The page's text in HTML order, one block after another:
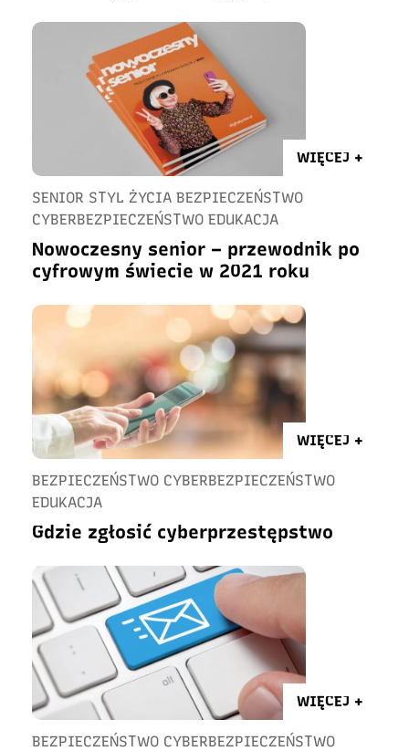
WIĘCEJ +
SENIOR STYL ŻYCIA BEZPIECZEŃSTWO
CYBERBEZPIECZEŃSTWO EDUKACJA
Nowoczesny senior – przewodnik po
cyfrowym świecie w 2021 roku
WIĘCEJ +
BEZPIECZEŃSTWO CYBERBEZPIECZEŃSTWO
EDUKACJA
Gdzie zgłosić cyberprzestępstwo
WIĘCEJ +
BEZPIECZEŃSTWO CYBERBEZPIECZEŃSTWO